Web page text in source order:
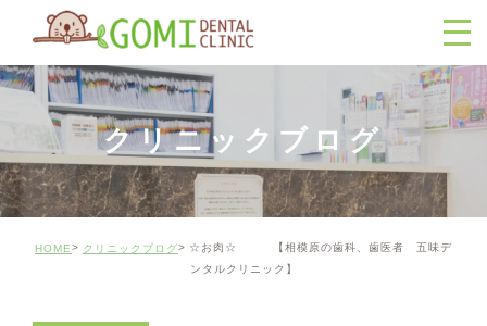
クリニックブログ
HOME クリニックブログ
☆お肉☆ 【相模原の歯科、歯医者 五味デ
ンタルクリニック】